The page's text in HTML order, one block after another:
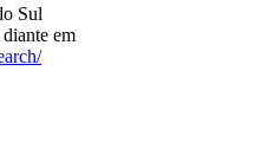
Sul
em